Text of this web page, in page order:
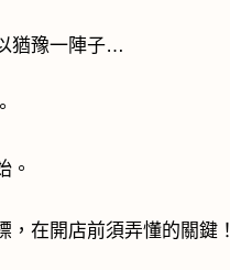
猶豫一陣子…
。
在開店前須弄懂的關鍵！